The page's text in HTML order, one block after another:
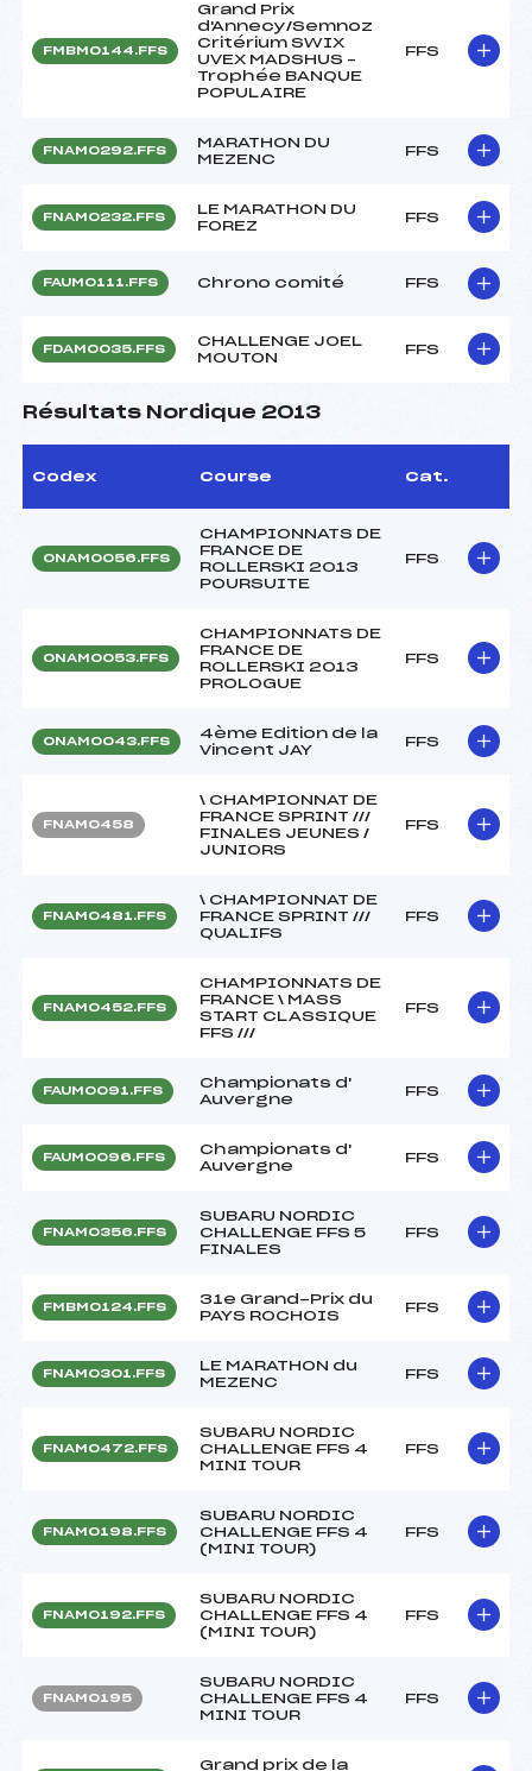
FMBM0144.FFS
Grand Prix
d'Annecy/Semnoz
Critérium SWIX
UVEX MADSHUS –
Trophée BANQUE
POPULAIRE
FFS
FNAM0292.FFS
MARATHON DU
MEZENC
FFS
FNAM0232.FFS
LE MARATHON DU
FOREZ
FFS
FAUM0111.FFS Chrono comité FFS
FDAM0035.FFS
CHALLENGE JOEL
MOUTON
FFS
Résultats Nordique 2013
Codex Course Cat.
ONAM0056.FFS
CHAMPIONNATS DE
FRANCE DE
ROLLERSKI 2013
POURSUITE
FFS
ONAM0053.FFS
CHAMPIONNATS DE
FRANCE DE
ROLLERSKI 2013
PROLOGUE
FFS
ONAM0043.FFS
4ème Edition de la
Vincent JAY
FFS
FNAM0458
\ CHAMPIONNAT DE
FRANCE SPRINT ///
FINALES JEUNES /
JUNIORS
FFS
FNAM0481.FFS
\ CHAMPIONNAT DE
FRANCE SPRINT ///
QUALIFS
FFS
FNAM0452.FFS
CHAMPIONNATS DE
FRANCE \ MASS
START CLASSIQUE
FFS ///
FFS
FAUM0091.FFS
Championats d'
Auvergne
FFS
FAUM0096.FFS
Championats d'
Auvergne
FFS
FNAM0356.FFS
SUBARU NORDIC
CHALLENGE FFS 5
FINALES
FFS
FMBM0124.FFS
31e Grand-Prix du
PAYS ROCHOIS
FFS
FNAM0301.FFS
LE MARATHON du
MEZENC
FFS
FNAM0472.FFS
SUBARU NORDIC
CHALLENGE FFS 4
MINI TOUR
FFS
FNAM0198.FFS
SUBARU NORDIC
CHALLENGE FFS 4
(MINI TOUR)
FFS
FNAM0192.FFS
SUBARU NORDIC
CHALLENGE FFS 4
(MINI TOUR)
FFS
FNAM0195
SUBARU NORDIC
CHALLENGE FFS 4
MINI TOUR
FFS
Grand prix de la